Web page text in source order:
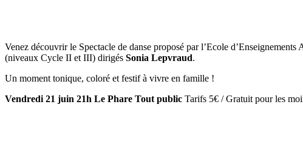
Venez découvrir le Spectacle de danse proposé par l’Ecole
(niveaux Cycle II et III) dirigés Sonia Lepvraud.
Un moment tonique, coloré et festif à vivre en famille !
Vendredi 21 juin 21h Le Phare Tout public Tarifs 5€ / Gratuit pour les